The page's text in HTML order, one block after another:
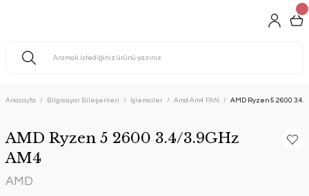
Anasayfa Bilgisayar Bileşenleri İşlemciler Amd Am4 FAN AMD Ryzen 5 2600 3.4/
AMD Ryzen 5 2600 3.4/3.9GHz
AM4
AMD